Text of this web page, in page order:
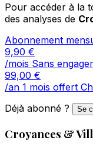
Pour accéder à la
des analyses de
Abonnement
9,90 €
/mois Sans
99,00 €
/an 1 mois offert
Déjà abonné ?
Se
Croyances &